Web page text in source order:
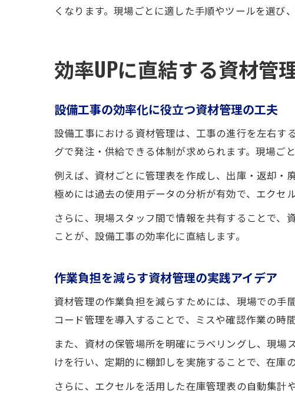
くなります。現場ごとに適した手順やツールを選び
効率UPに直結する資材管
設備工事の効率化に役立つ資材管理の工夫
設備工事における資材管理は、工事の進行を左右す
グで発注・供給できる体制が求められます。現場ご
例えば、資材ごとに管理表を作成し、出庫・返却・
極めには過去の使用データの分析が有効で、エクセ
さらに、現場スタッフ間で情報を共有することで、
ことが、設備工事の効率化に直結します。
作業負担を減らす資材管理の実践アイデア
資材管理の作業負担を減らすためには、現場での手
コード管理を導入することで、ミスや確認作業の時
また、資材の保管場所を明確にラベリングし、現
けを行い、定期的に棚卸しを実施することで、在庫
さらに、エクセルを活用した在庫管理表の自動集